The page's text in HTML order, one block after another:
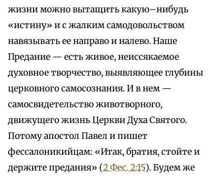
жизни можно вытащить какую–нибудь
«истину» и с жалким самодовольством
навязывать ее направо и налево. Наше
Предание — есть живое, неиссякаемое
духовное творчество, выявляющее глубины
церковного самосознания. И в нем —
самосвидетельство животворного,
движущего жизнь Церкви Духа Святого.
Потому апостол Павел и пишет
фессалоникийцам: «Итак, братия, стойте и
держите предания» (2 Фес. 2:15). Будем же